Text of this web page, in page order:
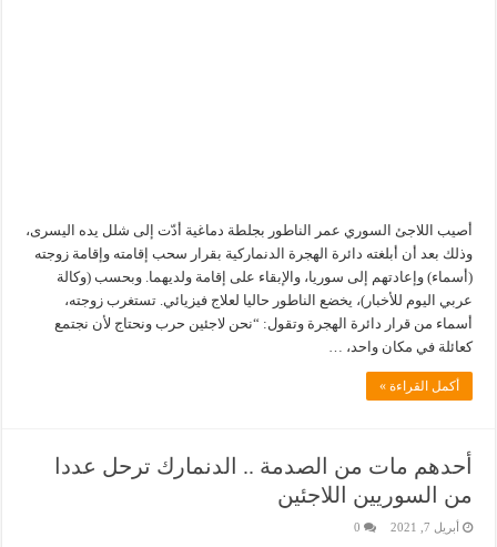
أصيب اللاجئ السوري عمر الناطور بجلطة دماغية أدّت إلى شلل يده اليسرى،
وذلك بعد أن أبلغته دائرة الهجرة الدنماركية بقرار سحب إقامته وإقامة زوجته
(أسماء) وإعادتهم إلى سوريا، والإبقاء على إقامة ولديهما. وبحسب (وكالة
عربي اليوم للأخبار)، يخضع الناطور حاليا لعلاج فيزيائي. تستغرب زوجته،
أسماء من قرار دائرة الهجرة وتقول: “نحن لاجئين حرب ونحتاج لأن نجتمع
كعائلة في مكان واحد، …
أكمل القراءة »
أحدهم مات من الصدمة .. الدنمارك ترحل عددا
من السوريين اللاجئين
أبريل 7, 2021 0